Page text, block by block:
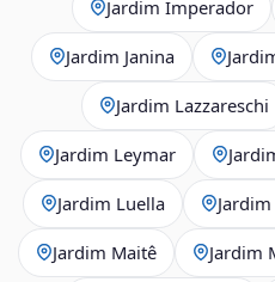
Jardim Imperador
Jardim Janina
Jardim Lazzareschi
Jardim Leymar
Jardim Luella
Jardim Maitê Jardim